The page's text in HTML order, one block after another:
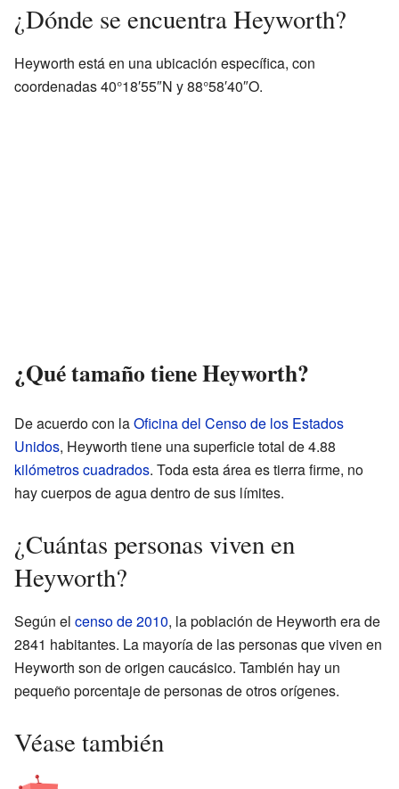
¿Dónde se encuentra Heyworth?
Heyworth está en una ubicación específica, con
coordenadas 40°18′55″N y 88°58′40″O.
¿Qué tamaño tiene Heyworth?
De acuerdo con laOficina del Censo de los Estados
Unidos, Heyworth tiene una superficie total de 4.88
kilómetros cuadrados. Toda esta área es tierra firme, no
hay cuerpos de agua dentro de sus límites.
¿Cuántas personas viven en
Heyworth?
Según el censo de 2010, la población de Heyworth era de
2841 habitantes. La mayoría de las personas que viven en
Heyworth son de origen caucásico. También hay un
pequeño porcentaje de personas de otros orígenes.
Véase también